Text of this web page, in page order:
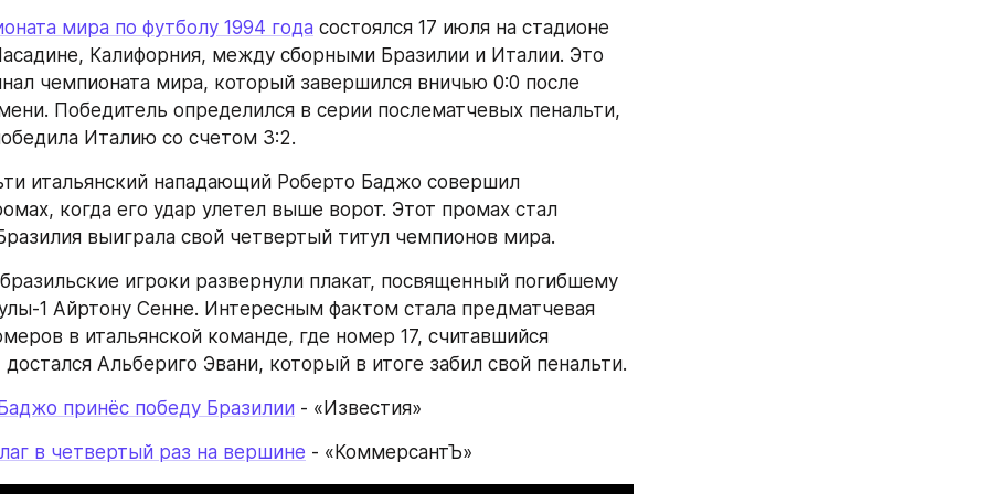
мира по футболу 1994 года состоялся 17 июля на стадионе
Калифорния, между сборными Бразилии и Италии. Это
чемпионата мира, который завершился вничью 0:0 после
Победитель определился в серии послематчевых пенальти,
Италию со счетом 3:2.
итальянский нападающий Роберто Баджо совершил
когда его удар улетел выше ворот. Этот промах стал
выиграла свой четвертый титул чемпионов мира.
игроки развернули плакат, посвященный погибшему
1 Айртону Сенне. Интересным фактом стала предматчевая
в итальянской команде, где номер 17, считавшийся
Альбериго Эвани, который в итоге забил свой пенальти.
принёс победу Бразилии - «Известия»
в четвертый раз на вершине - «КоммерсантЪ»